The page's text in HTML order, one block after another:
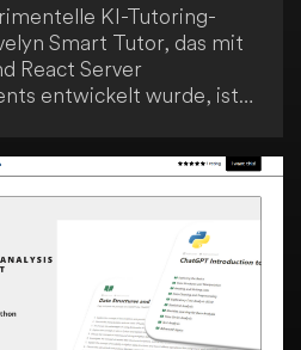
KI-Tutoring-
Smart Tutor, das mit
React Server
entwickelt wurde, ist
Benutzeroberflächen
interaktive Tutoring-
Darüber hinaus gibt es
kommerzielle Version